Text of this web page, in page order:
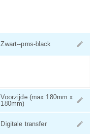
Zwart--pms-black
Voorzijde (max 180mm x
180mm)
Digitale transfer